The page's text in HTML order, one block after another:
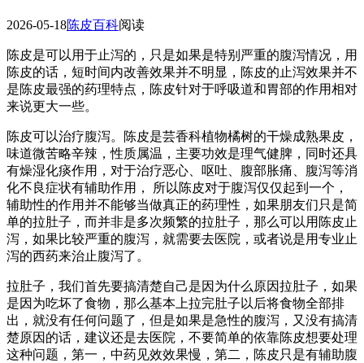
2026-05-18陈皮百科阅读
陈皮是可以用于止泻的，只是如果是特别严重的腹泻情况，用
陈皮的话，短时间内改善效果并不明显，陈皮的止泻效果并不
是陈皮最强的药理特点，陈皮针对于呼吸道和胃部的作用相对
来说更大一些。
陈皮可以治疗腹泻。陈皮是芸香科植物橘树的干燥成熟果皮，
味道微苦略辛辣，性质属温，主要功效是理气健脾，同时还具
有燥湿化痰作用，对于治疗恶心、呕吐、腹部胀痛、腹泻等消
化不良症状有辅助作用， 所以陈皮对于腹泻仅仅起到一个，
辅助性的作用并不能够当做真正的药理性，如果朋友们只是简
单的拉肚子，而并非是多次频繁的拉肚子，那么可以用陈皮止
泻，如果比较严重的腹泻，就需要去医院，或者说是用专业止
泻的西药来治止腹泻了。
拉肚子，我们首先要搞清楚自己是因为什么原因拉肚子，如果
是因为吃坏了食物，那么基本上拉完肚子以后将食物全部排
出，就没有任何问题了，但是如果是急性的腹泻，又没有搞清
楚原因的话，建议还是去医院，不要简单的依靠陈皮想要处理
这种问题，第一，中药见效效果慢，第二，陈皮只是有辅助腹